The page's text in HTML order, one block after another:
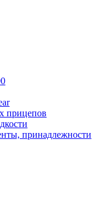
прицепов
принадлежности